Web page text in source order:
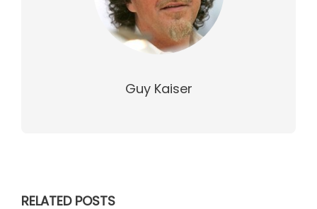
Guy Kaiser
RELATED POSTS